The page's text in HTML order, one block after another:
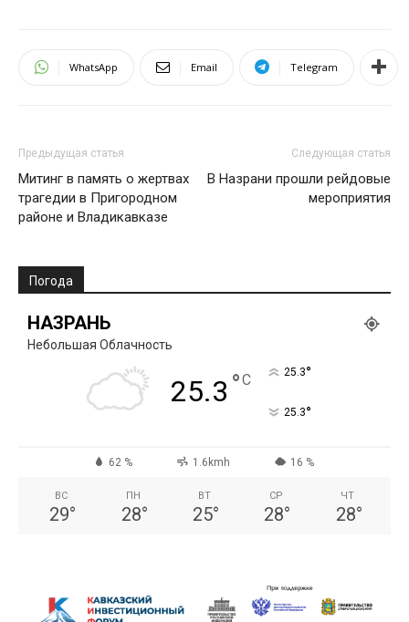
WhatsApp Email Telegram
Предыдущая статья
Митинг в память о жертвах
трагедии в Пригородном
районе и Владикавказе
Следующая статья
В Назрани прошли рейдовые
мероприятия
Погода
НАЗРАНЬ
Небольшая Облачность
25.3 °C 25.3°
25.3°
62 % 1.6kmh 16 %
ВС
29°
ПН
28°
ВТ
25°
СР
28°
ЧТ
28°